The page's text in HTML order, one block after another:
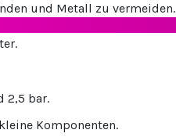
und Metall zu vermeiden.
2,5 bar.
Komponenten.